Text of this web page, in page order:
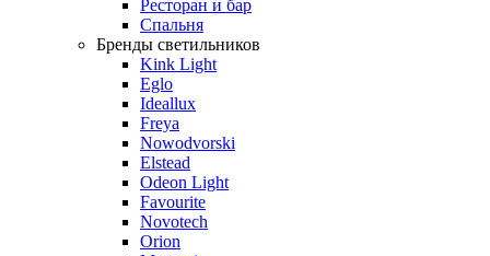
Ресторан и бар
Спальня
Бренды светильников
Kink Light
Eglo
Ideallux
Freya
Nowodvorski
Elstead
Odeon Light
Favourite
Novotech
Orion